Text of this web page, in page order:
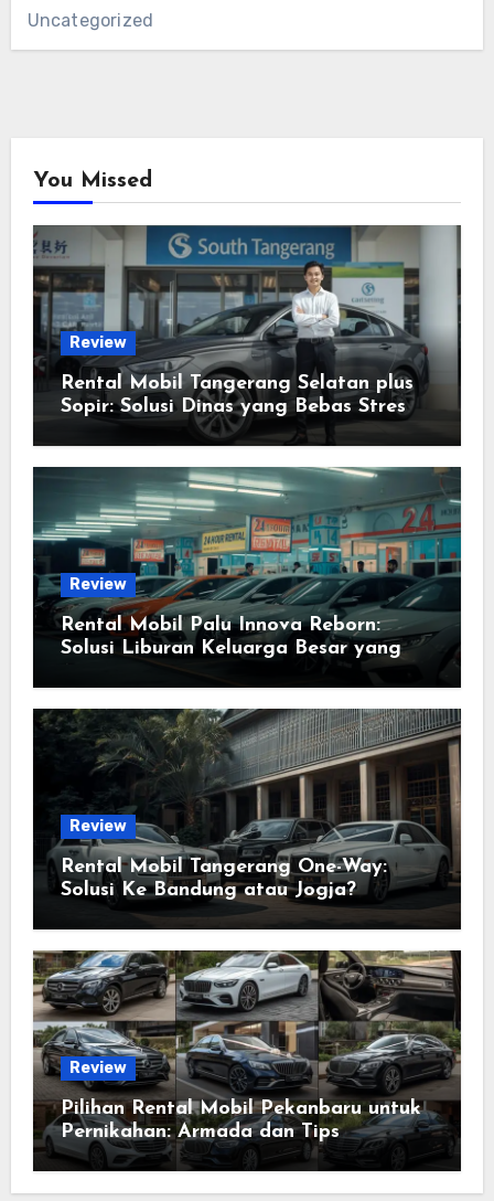
Uncategorized
You Missed
Review
Rental Mobil Tangerang Selatan plus
Sopir: Solusi Dinas yang Bebas Stres
Review
Rental Mobil Palu Innova Reborn:
Solusi Liburan Keluarga Besar yang
Review
Rental Mobil Tangerang One-Way:
Solusi Ke Bandung atau Jogja?
Review
Pilihan Rental Mobil Pekanbaru untuk
Pernikahan: Armada dan Tips
Memilihnya